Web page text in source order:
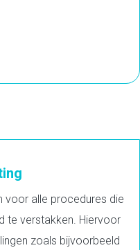
voor alle procedures die
te verstakken. Hiervoor
zoals bijvoorbeeld